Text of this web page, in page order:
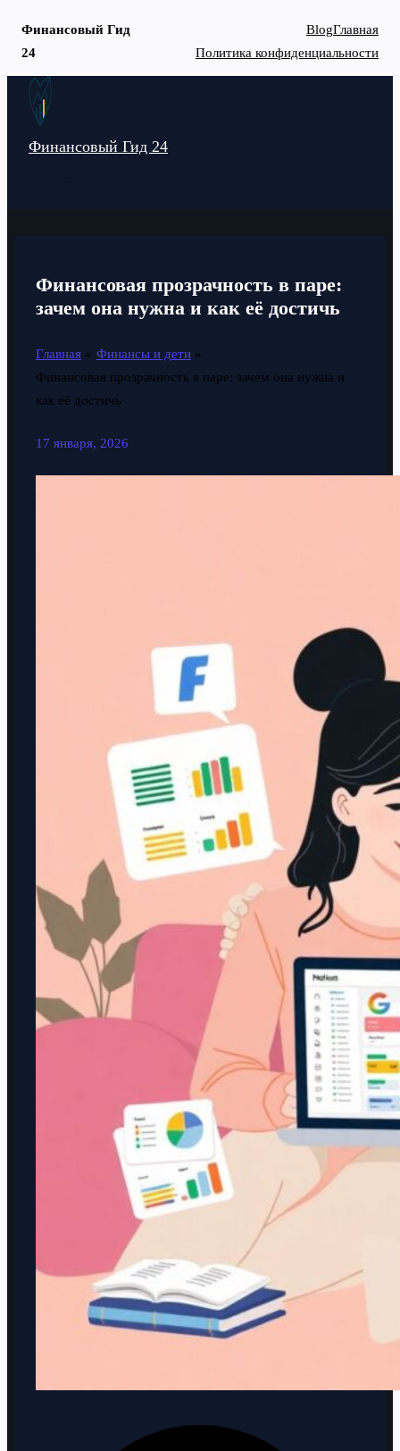
Финансовый Гид
24
BlogГлавная
Политика конфиденциальности
Перейти
Финансовый Гид 24
Финансовая прозрачность в паре:
зачем она нужна и как её достичь
Главная
Финансы и дети
Финансовая прозрачность в паре: зачем она нужна и
как её достичь
17 января, 2026